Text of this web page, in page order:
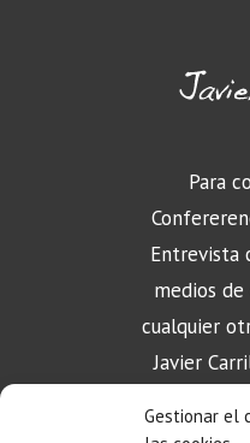
Gestionar el
Para
Entrevista
medios
cualquier
Javier